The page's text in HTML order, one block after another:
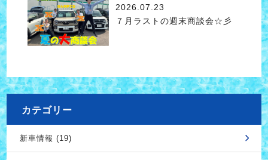
2026.07.23
７月ラストの週末商談会☆彡
カテゴリー
新車情報 (19)